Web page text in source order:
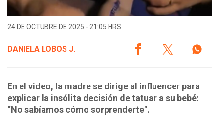
24 DE OCTUBRE DE 2025 - 21:05 HRS.
DANIELA LOBOS J.
En el video, la madre se dirige al influencer para
explicar la insólita decisión de tatuar a su bebé:
“No sabíamos cómo sorprenderte".